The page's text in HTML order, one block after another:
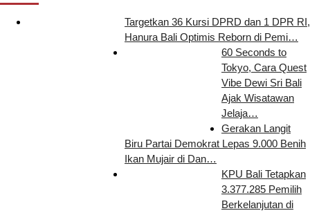
Targetkan 36 Kursi DPRD dan 1 DPR RI,
Hanura Bali Optimis Reborn di Pemi…
60 Seconds to
Tokyo, Cara Quest
Vibe Dewi Sri Bali
Ajak Wisatawan
Jelaja…
Gerakan Langit
Biru Partai Demokrat Lepas 9.000 Benih
Ikan Mujair di Dan…
KPU Bali Tetapkan
3.377.285 Pemilih
Berkelanjutan di